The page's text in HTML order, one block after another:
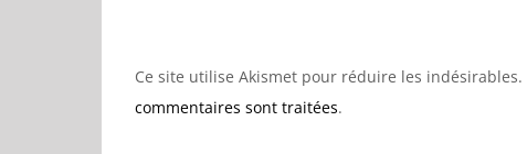
Ce site utilise Akismet pour réduire les indésirables.
commentaires sont traitées.